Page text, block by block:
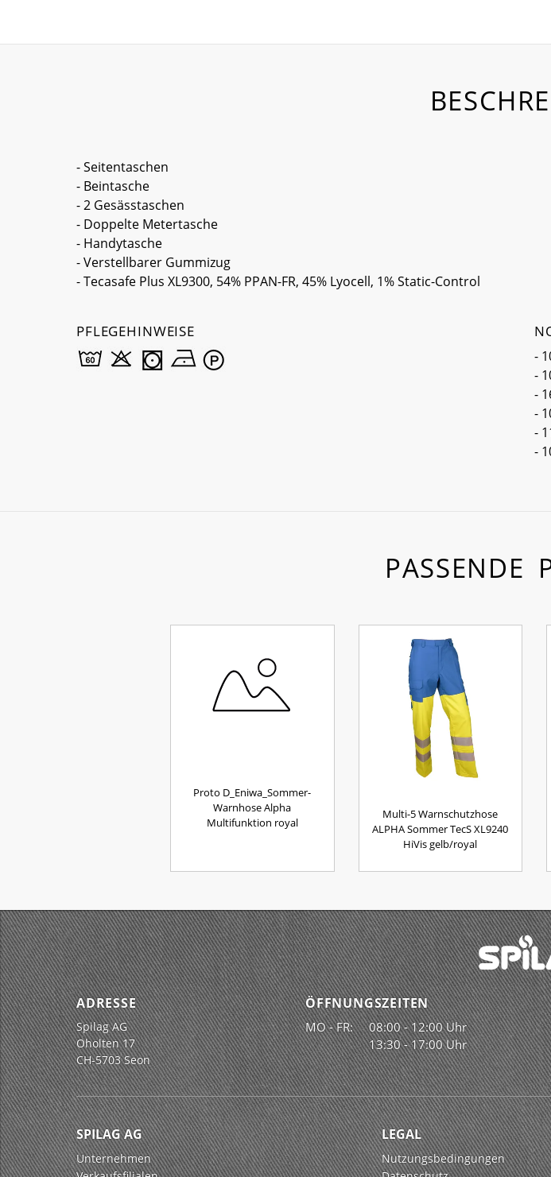
- Seitentaschen
- Beintasche
- 2 Gesässtaschen
- Doppelte Metertasche
- Handytasche
- Verstellbarer Gummizug
- Tecasafe Plus XL9300, 54% PPAN-FR, 45% Lyocell, 1% Static-Control
PFLEGEHINWEISE
-
-
-
-
-
-
PASSENDE
Proto D_Eniwa_Sommer-
Warnhose Alpha
Multifunktion royal
Multi-5 Warnschutzhose
ALPHA Sommer TecS XL9240
HiVis gelb/royal
ADRESSE
Spilag AG
Oholten 17
CH-5703 Seon
ÖFFNUNGSZEITEN
MO - FR:
08:00 - 12:00 Uhr
13:30 - 17:00 Uhr
SPILAG AG
Unternehmen
LEGAL
Nutzungsbedingungen